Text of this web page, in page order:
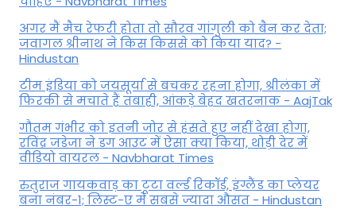
अगर मैं मैच रेफरी होता तो सौरव गांगुली को बैन कर देता;
जवागल श्रीनाथ ने किस किससे को किया याद? -
Hindustan
टीम इंडिया को जयसूर्या से बचकर रहना होगा, श्रीलंका में
फिरकी से मचाते हैं तबाही, आंकड़े बेहद खतरनाक - AajTak
गौतम गंभीर को इतनी जोर से हंसते हुए नहीं देखा होगा,
रविंद्र जडेजा ने डग आउट में ऐसा क्या किया, थोड़ी देर में
वीडियो वायरल - Navbharat Times
रुतुराज गायकवाड़ का टूटा वर्ल्ड रिकॉर्ड, इंग्लैंड का प्लेयर
बना नंबर-1; लिस्ट-ए में सबसे ज्यादा औसत - Hindustan